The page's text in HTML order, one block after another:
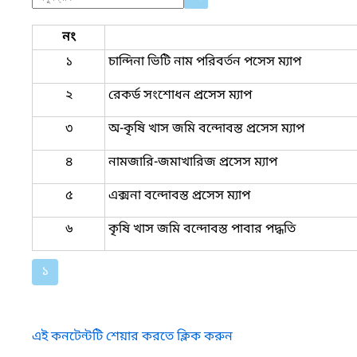
নং
১
চান্দিনা ভিটি নাম পরিবর্তন পসেস ম্যাপ
২
রেকর্ড সংশোধন প্রসেস ম্যাপ
৩
অ-কৃষি খাস জমি বন্দোবস্ত প্রসেস ম্যাপ
৪
নামজারি-জমাখারিজ প্রসেস ম্যাপ
৫
এক্সনা বন্দোবস্ত প্রসেস ম্যাপ
৬
কৃষি খাস জমি বন্দোবস্ত পাবার পদ্ধতি
১
এই কনটেন্টটি শেয়ার করতে ক্লিক করুন